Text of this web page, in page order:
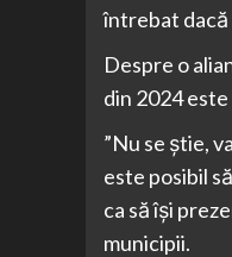
întrebat dacă
Despre o
din 2024
”Nu se ştie,
este posibil
ca să îşi
municipii.